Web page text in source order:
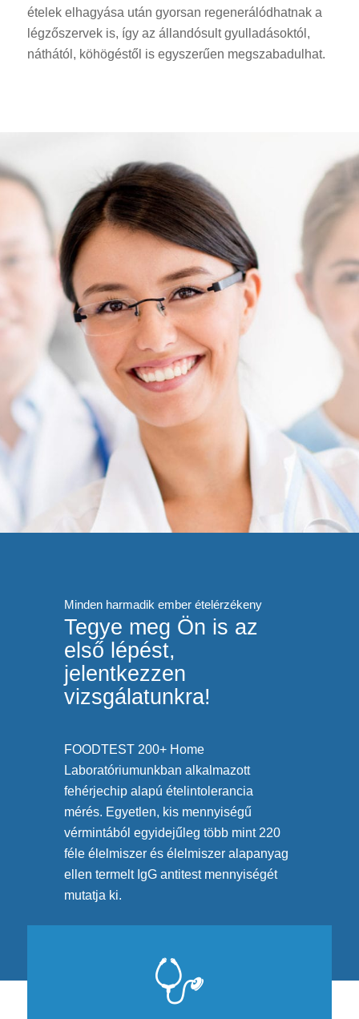
ételek elhagyása után gyorsan regenerálódhatnak a
légzőszervek is, így az állandósult gyulladásoktól,
náthától, köhögéstől is egyszerűen megszabadulhat.
Minden harmadik ember ételérzékeny
Tegye meg Ön is az
első lépést,
jelentkezzen
vizsgálatunkra!
FOODTEST 200+ Home
Laboratóriumunkban alkalmazott
fehérjechip alapú ételintolerancia
mérés. Egyetlen, kis mennyiségű
vérmintából egyidejűleg több mint 220
féle élelmiszer és élelmiszer alapanyag
ellen termelt IgG antitest mennyiségét
mutatja ki.